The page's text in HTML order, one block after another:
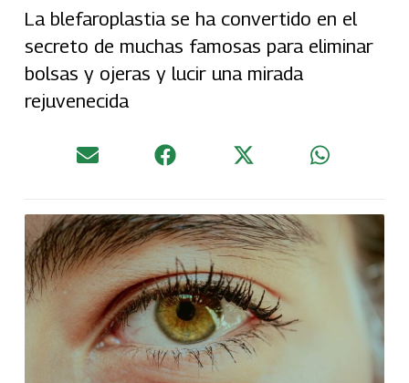
La blefaroplastia se ha convertido en el
secreto de muchas famosas para eliminar
bolsas y ojeras y lucir una mirada
rejuvenecida